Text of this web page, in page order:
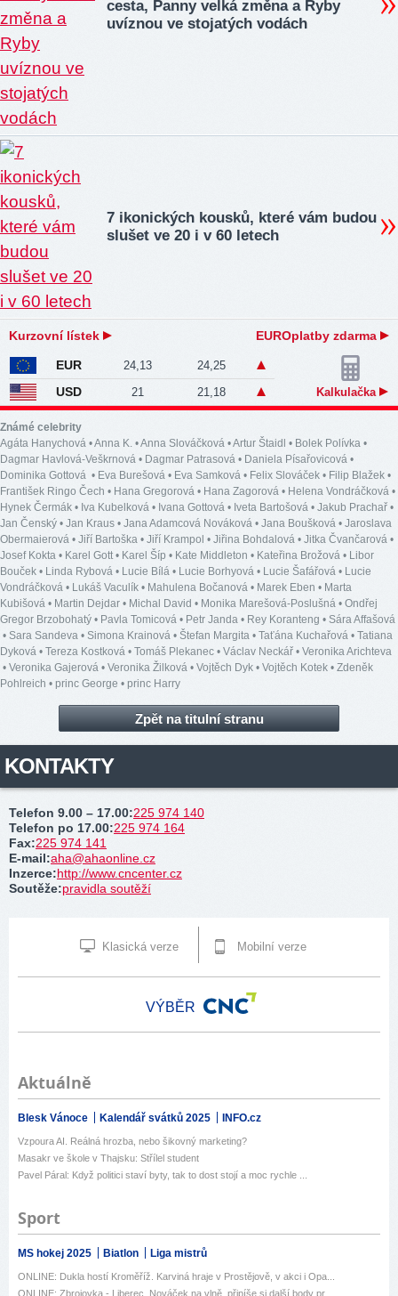
cesta, Panny velká změna a Ryby
uvíznou ve stojatých vodách
7 ikonických kousků, které vám budou
slušet ve 20 i v 60 letech
Kurzovní lístek EUROplatby zdarma
EUR 24,13 24,25
USD 21 21,18 Kalkulačka
Známé celebrity
Agáta Hanychová •Anna K. •Anna Slováčková •Artur Štaidl • Bolek Polívka •
Dagmar Havlová-Veškrnová • Dagmar Patrasová • Daniela Písařovicová •
Dominika Gottová • Eva Burešová • Eva Samková • Felix Slováček • Filip Blažek •
František Ringo Čech • Hana Gregorová • Hana Zagorová • Helena Vondráčková •
Hynek Čermák • Iva Kubelková • Ivana Gottová • Iveta Bartošová • Jakub Prachař •
Jan Čenský • Jan Kraus • Jana Adamcová Nováková • Jana Boušková • Jaroslava
Obermaierová • Jiří Bartoška • Jiří Krampol • Jiřina Bohdalová • Jitka Čvančarová •
Josef Kokta • Karel Gott• Karel Šíp • Kate Middleton • Kateřina Brožová • Libor
Bouček • Linda Rybová • Lucie Bílá • Lucie Borhyová • Lucie Šafářová • Lucie
Vondráčková • Lukáš Vaculík • Mahulena Bočanová • Marek Eben • Marta
Kubišová • Martin Dejdar • Michal David • Monika Marešová-Poslušná • Ondřej
Gregor Brzobohatý • Pavla Tomicová • Petr Janda • Rey Koranteng • Sára Affašová
• Sara Sandeva • Simona Krainová • Štefan Margita • Taťána Kuchařová • Tatiana
Dyková • Tereza Kostková • Tomáš Plekanec • Václav Neckář • Veronika Arichteva
• Veronika Gajerová • Veronika Žilková • Vojtěch Dyk • Vojtěch Kotek • Zdeněk
Pohlreich • princ George • princ Harry
Zpět na titulní stranu
KONTAKTY
Telefon 9.00 – 17.00:225 974 140
Telefon po 17.00:225 974 164
Fax:225 974 141
E-mail:aha@ahaonline.cz
Inzerce:http://www.cncenter.cz
Soutěže:pravidla soutěží
Klasická verze Mobilní verze
VÝBĚR
Aktuálně
Blesk Vánoce Kalendář svátků 2025 INFO.cz
Vzpoura AI. Reálná hrozba, nebo šikovný marketing?
Masakr ve škole v Thajsku: Střílel student
Pavel Páral: Když politici staví byty, tak to dost stojí a moc rychle ...
Sport
MS hokej 2025 Biatlon Liga mistrů
ONLINE: Dukla hostí Kroměříž. Karviná hraje v Prostějově, v akci i Opa...
ONLINE: Zbrojovka - Liberec. Nováček na vlně, připíše si další body pr...